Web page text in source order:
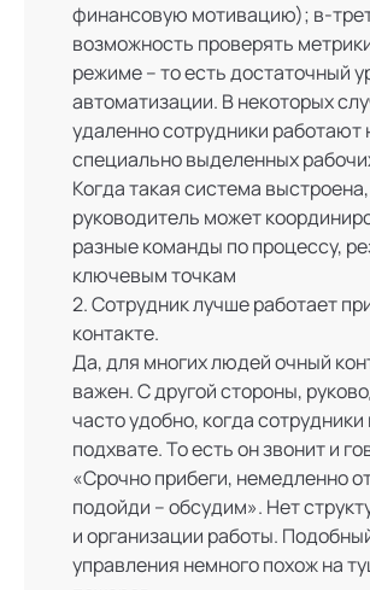
финансовую мотивацию); в-
возможность проверять
режиме – то есть достаточный
автоматизации. В некоторых
удаленно сотрудники работают
специально выделенных
Когда такая система
руководитель может
разные команды по процессу,
ключевым точкам
2. Сотрудник лучше работает
контакте.
Да, для многих людей очный
важен. С другой стороны,
часто удобно, когда сотрудники
подхвате. То есть он звонит и
«Срочно прибеги, немедленно
подойди – обсудим». Нет
и организации работы.
управления немного похож на